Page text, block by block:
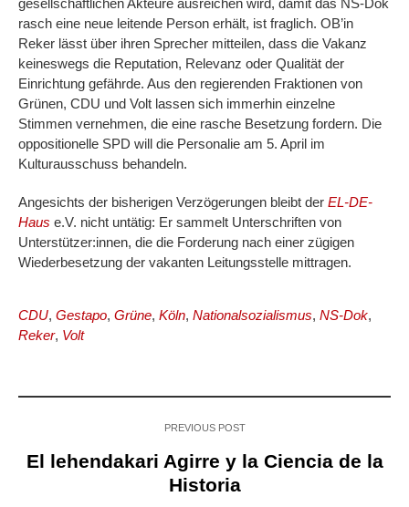
gesellschaftlichen Akteure ausreichen wird, damit das NS-Dok
rasch eine neue leitende Person erhält, ist fraglich. OB’in
Reker lässt über ihren Sprecher mitteilen, dass die Vakanz
keineswegs die Reputation, Relevanz oder Qualität der
Einrichtung gefährde. Aus den regierenden Fraktionen von
Grünen, CDU und Volt lassen sich immerhin einzelne
Stimmen vernehmen, die eine rasche Besetzung fordern. Die
oppositionelle SPD will die Personalie am 5. April im
Kulturausschuss behandeln.
Angesichts der bisherigen Verzögerungen bleibt der EL-DE-
Haus e.V. nicht untätig: Er sammelt Unterschriften von
Unterstützer:innen, die die Forderung nach einer zügigen
Wiederbesetzung der vakanten Leitungsstelle mittragen.
CDU, Gestapo, Grüne, Köln, Nationalsozialismus, NS-Dok,
Reker, Volt
PREVIOUS POST
El lehendakari Agirre y la Ciencia de la
Historia